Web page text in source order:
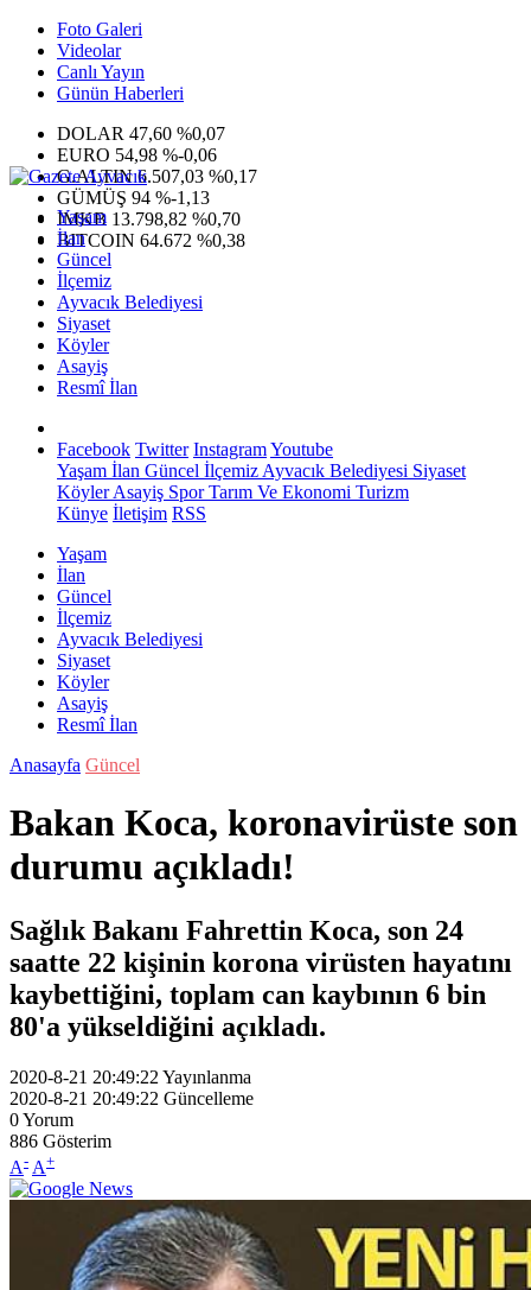
Foto Galeri
Videolar
Canlı Yayın
Günün Haberleri
DOLAR 47,60 %0,07
EURO 54,98 %-0,06
G.ALTIN6.507,03 %0,17
GÜMÜŞ 94 %-1,13
IMKB 13.798,82 %0,70
BITCOIN 64.672 %0,38
Yaşam
İlan
Güncel
İlçemiz
Ayvacık Belediyesi
Siyaset
Köyler
Asayiş
Resmî İlan
Facebook Twitter InstagramYoutube
Yaşam İlan Güncel İlçemiz Ayvacık Belediyesi Siyaset
KöylerAsayiş SporTarım Ve Ekonomi Turizm
Künye İletişim RSS
Yaşam
İlan
Güncel
İlçemiz
Ayvacık Belediyesi
Siyaset
Köyler
Asayiş
Resmî İlan
Anasayfa Güncel
Bakan Koca, koronavirüste son
durumu açıkladı!
Sağlık Bakanı Fahrettin Koca, son 24
saatte 22 kişinin korona virüsten hayatını
kaybettiğini, toplam can kaybının 6 bin
80'a yükseldiğini açıkladı.
2020-8-21 20:49:22 Yayınlanma
2020-8-21 20:49:22 Güncelleme
0Yorum
886 Gösterim
A- A+